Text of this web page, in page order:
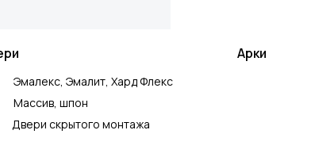
Двери скрытого монтажа
Массив, шпон
Эмалекс, Эмалит, Хард Флекс
Арки